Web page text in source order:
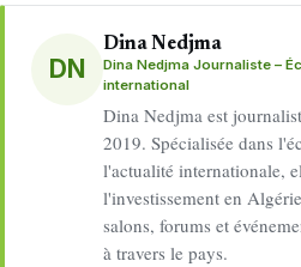
DN
Dina Nedjma
Dina Nedjma Journaliste –
international
Dina Nedjma est
2019. Spécialisée dans
l'actualité internationale,
l'investissement en
salons, forums et
à travers le pays.